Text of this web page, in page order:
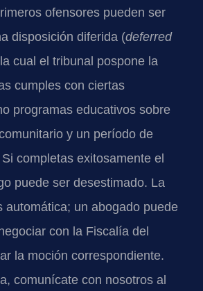
ofensores pueden ser
disposición diferida (deferred
cual el tribunal pospone la
cumples con ciertas
programas educativos sobre
y un período de
completas exitosamente el
puede ser desestimado. La
automática; un abogado puede
con la Fiscalía del
la moción correspondiente.
comunícate con nosotros al